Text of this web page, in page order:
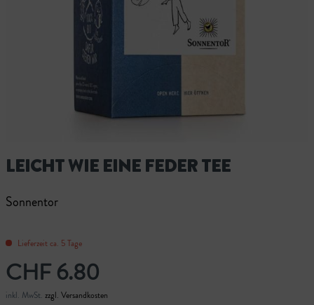
LEICHT WIE EINE FEDER TEE
Sonnentor
Lieferzeit ca. 5 Tage
CHF 6.80
inkl. MwSt. zzgl. Versandkosten